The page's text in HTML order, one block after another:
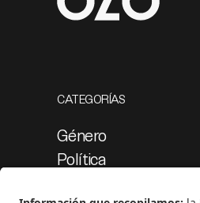
CATEGORÍAS
Género
Política